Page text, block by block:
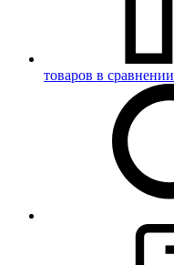
товаров в сравнении